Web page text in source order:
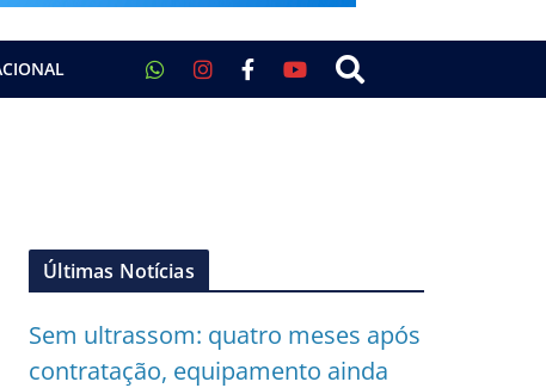
Últimas Notícias
Sem ultrassom: quatro meses após
contratação, equipamento ainda